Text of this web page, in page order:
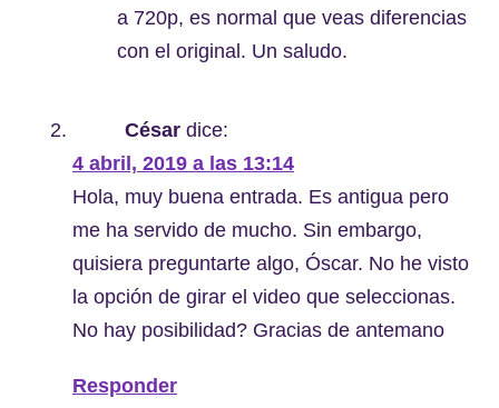
a 720p, es normal que veas diferencias
con el original. Un saludo.
César dice:
4 abril, 2019 a las 13:14
Hola, muy buena entrada. Es antigua pero
me ha servido de mucho. Sin embargo,
quisiera preguntarte algo, Óscar. No he visto
la opción de girar el video que seleccionas.
No hay posibilidad? Gracias de antemano
Responder